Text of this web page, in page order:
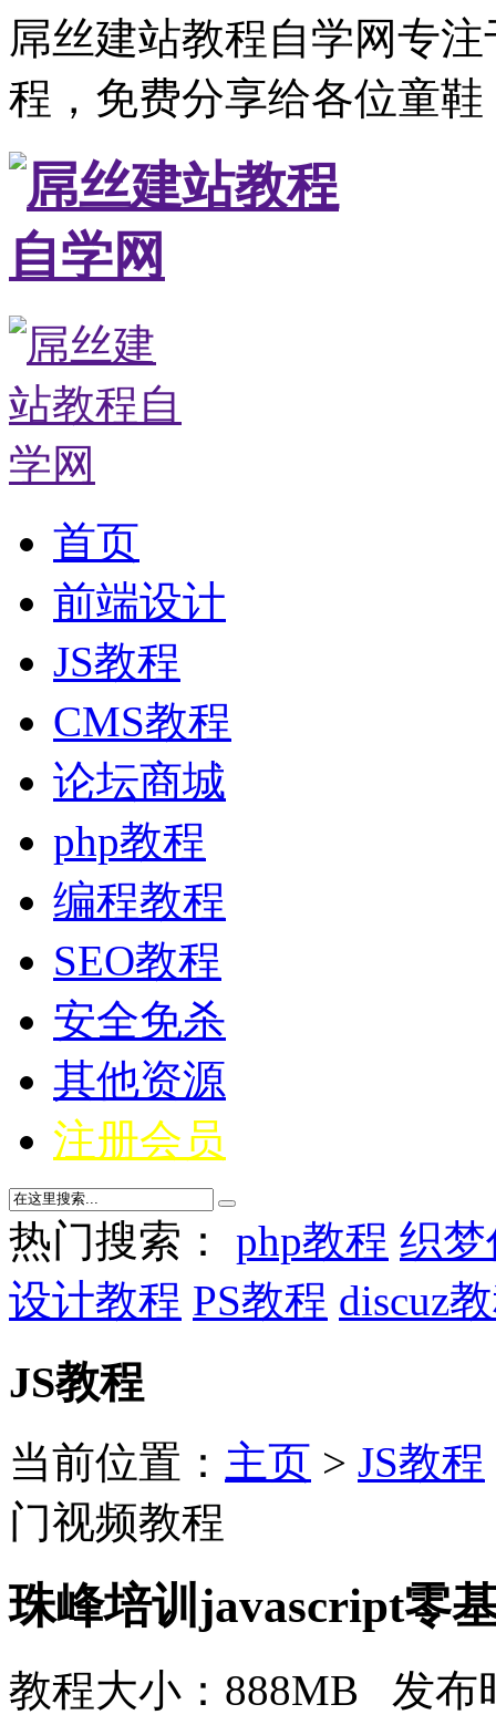
屌丝建站教程自学网专
程，免费分享给各位童
首页
前端设计
JS教程
CMS教程
论坛商城
php教程
编程教程
SEO教程
安全免杀
其他资源
注册会员
热门搜索： php教程 织
设计教程 PS教程 discuz
JS教程
当前位置： 主页 > JS教程
门视频教程
珠峰培训javascript零
教程大小：888MB 发